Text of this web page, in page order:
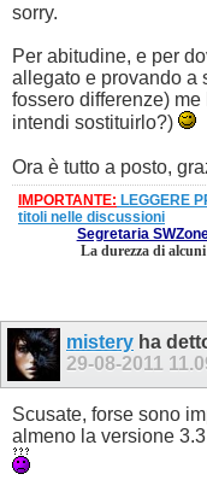
sorry.
Per abitudine, e per
allegato e provando a
fossero differenze)
intendi sostituirlo?)
Ora è tutto a posto,
IMPORTANTE: LEGGERE
titoli nelle discussioni
Segretaria
La durezza di
mistery ha
29-08-2011
Scusate, forse sono
almeno la versione